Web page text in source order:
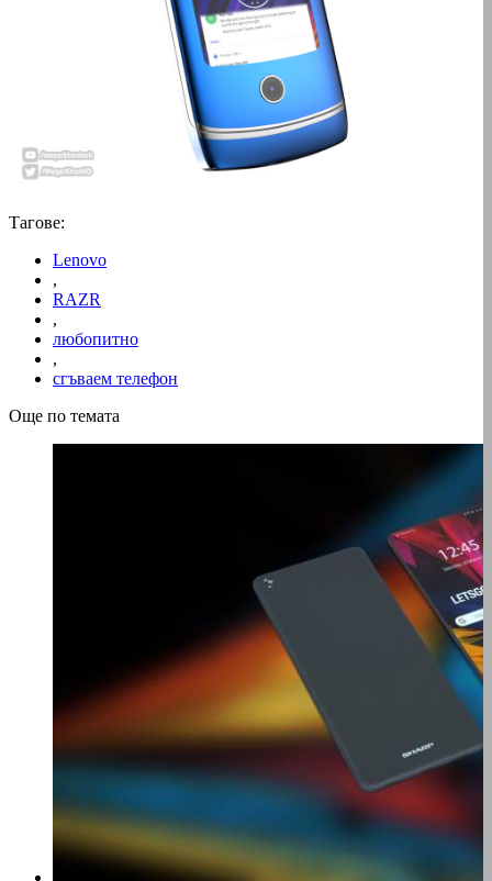
Тагове:
Lenovo
,
RAZR
,
любопитно
,
сгъваем телефон
Още по темата